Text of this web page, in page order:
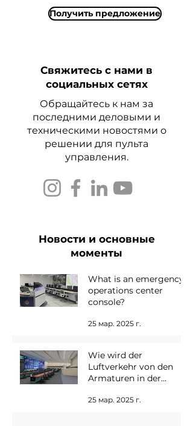
Получить предложение
Свяжитесь с нами в
социальных сетях
Обращайтесь к нам за
последними деловыми и
техническими новостями о
решении для пульта
управления.
Новости и основные
моменты
What is an emergency
operations center
console?
25 мар. 2025 г.
Wie wird der
Luftverkehr von den
Armaturen in der
gesteuert?
25 мар. 2025 г.